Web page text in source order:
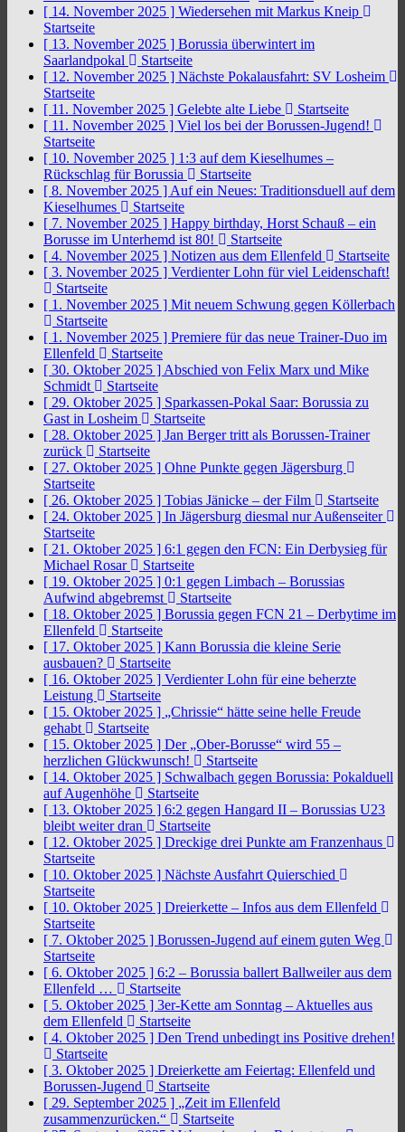
[ 14. November 2025 ] Wiedersehen mit Markus Kneip
Startseite
[ 13. November 2025 ] Borussia überwintert im
Saarlandpokal
Startseite
[ 12. November 2025 ] Nächste Pokalausfahrt: SV Losheim
Startseite
[ 11. November 2025 ] Gelebte alte Liebe
Startseite
[ 11. November 2025 ] Viel los bei der Borussen-Jugend!
Startseite
[ 10. November 2025 ] 1:3 auf dem Kieselhumes –
Rückschlag für Borussia
Startseite
[ 8. November 2025 ] Auf ein Neues: Traditionsduell auf dem
Kieselhumes
Startseite
[ 7. November 2025 ] Happy birthday, Horst Schauß – ein
Borusse im Unterhemd ist 80!
Startseite
[ 4. November 2025 ] Notizen aus dem Ellenfeld
Startseite
[ 3. November 2025 ] Verdienter Lohn für viel Leidenschaft!
Startseite
[ 1. November 2025 ] Mit neuem Schwung gegen Köllerbach
Startseite
[ 1. November 2025 ] Premiere für das neue Trainer-Duo im
Ellenfeld
Startseite
[ 30. Oktober 2025 ] Abschied von Felix Marx und Mike
Schmidt
Startseite
[ 29. Oktober 2025 ] Sparkassen-Pokal Saar: Borussia zu
Gast in Losheim
Startseite
[ 28. Oktober 2025 ] Jan Berger tritt als Borussen-Trainer
zurück
Startseite
[ 27. Oktober 2025 ] Ohne Punkte gegen Jägersburg
Startseite
[ 26. Oktober 2025 ] Tobias Jänicke – der Film
Startseite
[ 24. Oktober 2025 ] In Jägersburg diesmal nur Außenseiter
Startseite
[ 21. Oktober 2025 ] 6:1 gegen den FCN: Ein Derbysieg für
Michael Rosar
Startseite
[ 19. Oktober 2025 ] 0:1 gegen Limbach – Borussias
Aufwind abgebremst
Startseite
[ 18. Oktober 2025 ] Borussia gegen FCN 21 – Derbytime im
Ellenfeld
Startseite
[ 17. Oktober 2025 ] Kann Borussia die kleine Serie
ausbauen?
Startseite
[ 16. Oktober 2025 ] Verdienter Lohn für eine beherzte
Leistung
Startseite
[ 15. Oktober 2025 ] „Chrissie“ hätte seine helle Freude
gehabt
Startseite
[ 15. Oktober 2025 ] Der „Ober-Borusse“ wird 55 –
herzlichen Glückwunsch!
Startseite
[ 14. Oktober 2025 ] Schwalbach gegen Borussia: Pokalduell
auf Augenhöhe
Startseite
[ 13. Oktober 2025 ] 6:2 gegen Hangard II – Borussias U23
bleibt weiter dran
Startseite
[ 12. Oktober 2025 ] Dreckige drei Punkte am Franzenhaus
Startseite
[ 10. Oktober 2025 ] Nächste Ausfahrt Quierschied
Startseite
[ 10. Oktober 2025 ] Dreierkette – Infos aus dem Ellenfeld
Startseite
[ 7. Oktober 2025 ] Borussen-Jugend auf einem guten Weg
Startseite
[ 6. Oktober 2025 ] 6:2 – Borussia ballert Ballweiler aus dem
Ellenfeld …
Startseite
[ 5. Oktober 2025 ] 3er-Kette am Sonntag – Aktuelles aus
dem Ellenfeld
Startseite
[ 4. Oktober 2025 ] Den Trend unbedingt ins Positive drehen!
Startseite
[ 3. Oktober 2025 ] Dreierkette am Feiertag: Ellenfeld und
Borussen-Jugend
Startseite
[ 29. September 2025 ] „Zeit im Ellenfeld
zusammenzurücken.“
Startseite